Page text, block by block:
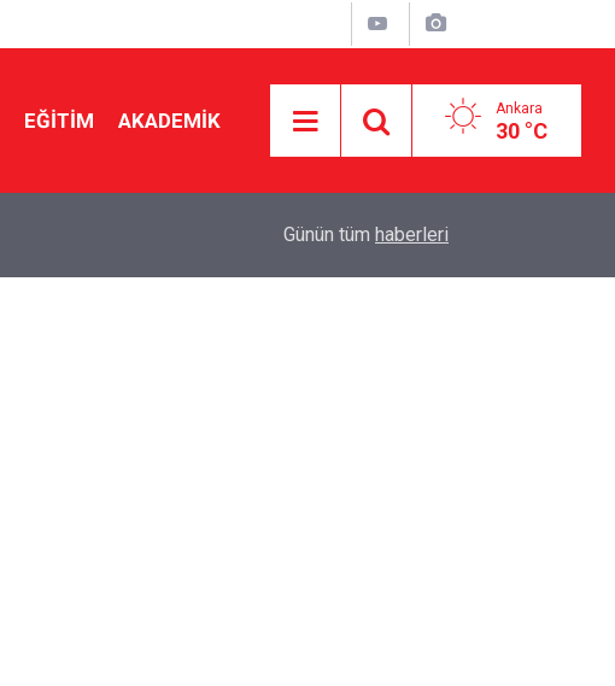
EĞİTİM AKADEMİK Ankara
30 °C
Tıptan sonra ikinci sırada! O öğretmenlik
Günün tüm haberleri